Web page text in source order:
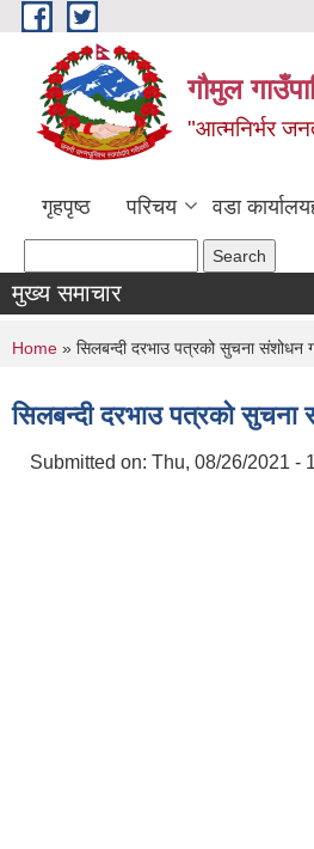
Skip to main content
गौमुल
"आत्मनिर्भर
गृहपृष्ठ परिचय वडा
मुख्य समाचार
You are here
Home » सिलबन्दी दरभाउ पत्रको सुचना संशोधन
सिलबन्दी दरभाउ पत्रको सुचना
Submitted on: Thu, 08/26/2021 -